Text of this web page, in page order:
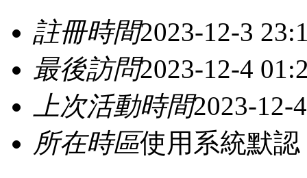
註冊時間2023-12-3
最後訪問2023-12-4
上次活動時間2023-12-
所在時區使用系統默認